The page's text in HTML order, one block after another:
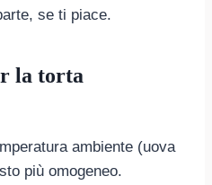
se ti piace.
la torta
ambiente (uova
più omogeneo.